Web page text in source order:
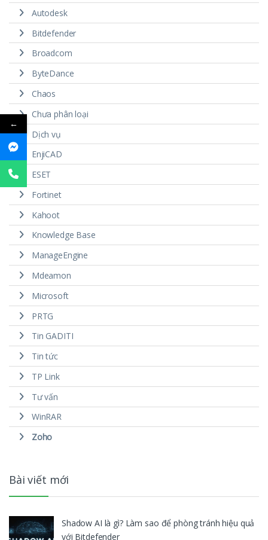
Autodesk
Bitdefender
Broadcom
ByteDance
Chaos
Chưa phân loại
Dịch vụ
EnjiCAD
ESET
Fortinet
Kahoot
Knowledge Base
ManageEngine
Mdeamon
Microsoft
PRTG
Tin GADITI
Tin tức
TP Link
Tư vấn
WinRAR
Zoho
Bài viết mới
Shadow AI là gì? Làm sao để phòng tránh hiệu quả
với Bitdefender
←